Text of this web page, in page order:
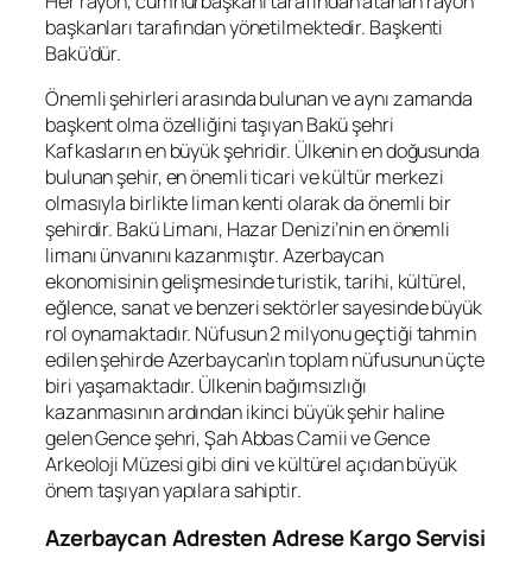
başkanları tarafından yönetilmektedir. Başkenti
Bakü’dür.
Önemli şehirleri arasında bulunan ve aynı zamanda
başkent olma özelliğini taşıyan Bakü şehri
Kafkasların en büyük şehridir. Ülkenin en doğusunda
bulunan şehir, en önemli ticari ve kültür merkezi
olmasıyla birlikte liman kenti olarak da önemli bir
şehirdir. Bakü Limanı, Hazar Denizi’nin en önemli
limanı ünvanını kazanmıştır. Azerbaycan
ekonomisinin gelişmesinde turistik, tarihi, kültürel,
eğlence, sanat ve benzeri sektörler sayesinde büyük
rol oynamaktadır. Nüfusun 2 milyonu geçtiği tahmin
edilen şehirde Azerbaycan’ın toplam nüfusunun üçte
biri yaşamaktadır. Ülkenin bağımsızlığı
kazanmasının ardından ikinci büyük şehir haline
gelen Gence şehri, Şah Abbas Camii ve Gence
Arkeoloji Müzesi gibi dini ve kültürel açıdan büyük
önem taşıyan yapılara sahiptir.
Azerbaycan Adresten Adrese Kargo Servisi